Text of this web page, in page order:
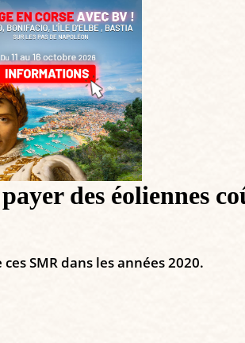
des éoliennes
SMR dans les années 2020.